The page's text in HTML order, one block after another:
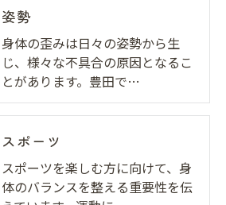
姿勢
身体の歪みは日々の姿勢から生
じ、様々な不具合の原因となるこ
とがあります。豊田で…
スポーツ
スポーツを楽しむ方に向けて、身
体のバランスを整える重要性を伝